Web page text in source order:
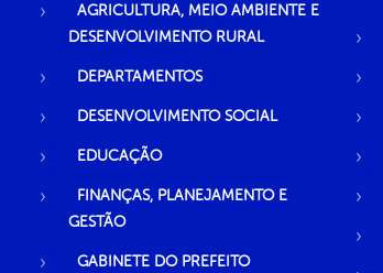
AGRICULTURA, MEIO AMBIENTE E
DESENVOLVIMENTO RURAL
DEPARTAMENTOS
DESENVOLVIMENTO SOCIAL
EDUCAÇÃO
FINANÇAS, PLANEJAMENTO E
GESTÃO
GABINETE DO PREFEITO